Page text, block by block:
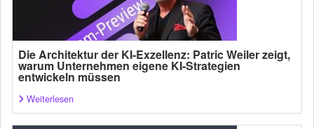
Die Architektur der KI-Exzellenz: Patric Weiler zeigt,
warum Unternehmen eigene KI-Strategien
entwickeln müssen
Weiterlesen